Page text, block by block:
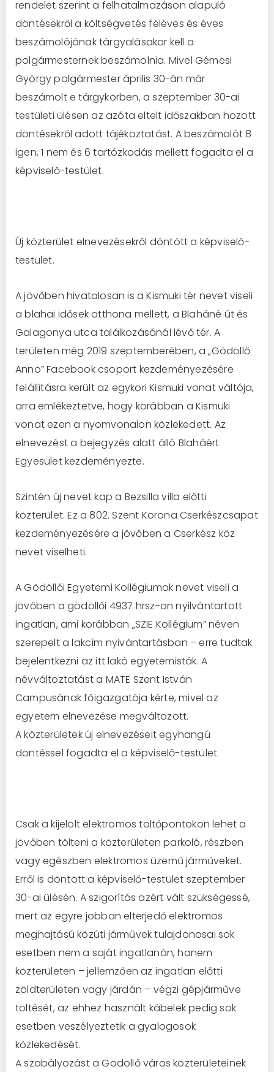
rendelet szerint a felhatalmazáson alapuló
döntésekről a költségvetés féléves és éves
beszámolójának tárgyalásakor kell a
polgármesternek beszámolnia. Mivel Gémesi
György polgármester április 30-án már
beszámolt e tárgykörben, a szeptember 30-ai
testületi ülésen az azóta eltelt időszakban hozott
döntésekről adott tájékoztatást. A beszámolót 8
igen, 1 nem és 6 tartózkodás mellett fogadta el a
képviselő-testület.
Új közterület elnevezésekről döntött a képviselő-
testület.
A jövőben hivatalosan is a Kismuki tér nevet viseli
a blahai idősek otthona mellett, a Blaháné út és
Galagonya utca találkozásánál lévő tér. A
területen még 2019 szeptemberében, a „Gödöllő
Anno” Facebook csoport kezdeményezésére
felállításra került az egykori Kismuki vonat váltója,
arra emlékeztetve, hogy korábban a Kismuki
vonat ezen a nyomvonalon közlekedett. Az
elnevezést a bejegyzés alatt álló Blaháért
Egyesület kezdeményezte.
Szintén új nevet kap a Bezsilla villa előtti
közterület. Ez a 802. Szent Korona Cserkészcsapat
kezdeményezésére a jövőben a Cserkész köz
nevet viselheti.
A Gödöllői Egyetemi Kollégiumok nevet viseli a
jövőben a gödöllői 4937 hrsz-on nyilvántartott
ingatlan, ami korábban „SZIE Kollégium” néven
szerepelt a lakcím nyivántartásban – erre tudtak
bejelentkezni az itt lakó egyetemisták. A
névváltoztatást a MATE Szent István
Campusának főigazgatója kérte, mivel az
egyetem elnevezése megváltozott.
A közterületek új elnevezéseit egyhangú
döntéssel fogadta el a képviselő-testület.
Csak a kijelölt elektromos töltőpontokon lehet a
jövőben tölteni a közterületen parkoló, részben
vagy egészben elektromos üzemű járműveket.
Erről is döntött a képviselő-testület szeptember
30-ai ülésén. A szigorítás azért vált szükségessé,
mert az egyre jobban elterjedő elektromos
meghajtású közúti járművek tulajdonosai sok
esetben nem a saját ingatlanán, hanem
közterületen – jellemzően az ingatlan előtti
zöldterületen vagy járdán – végzi gépjárműve
töltését, az ehhez használt kábelek pedig sok
esetben veszélyeztetik a gyalogosok
közlekedését.
A szabályozást a Gödöllő város közterületeinek